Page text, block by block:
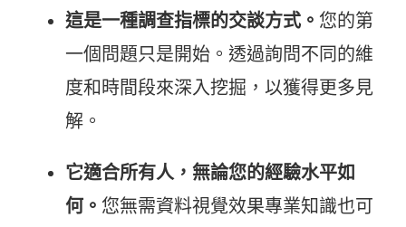
這是一種調查指標的交談方式。 您的第
一個問題只是開始。透過詢問不同的維
度和時間段來深入挖掘，以獲得更多見
解。
它適合所有人，無論您的經驗水平如
何。 您無需資料視覺效果專業知識也可